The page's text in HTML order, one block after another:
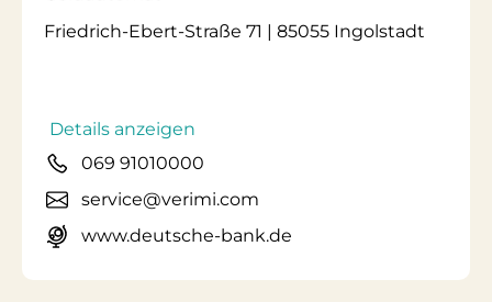
Friedrich-Ebert-Straße 71 | 85055 Ingolstadt
Details anzeigen
069 91010000
service@verimi.com
www.deutsche-bank.de